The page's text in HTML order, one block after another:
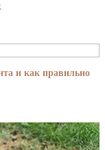
и как правильно